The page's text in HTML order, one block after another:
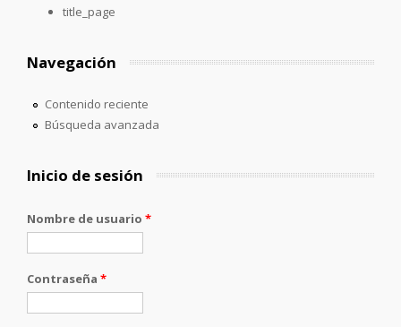
title_page
Navegación
Contenido reciente
Búsqueda avanzada
Inicio de sesión
Nombre de usuario *
Contraseña *